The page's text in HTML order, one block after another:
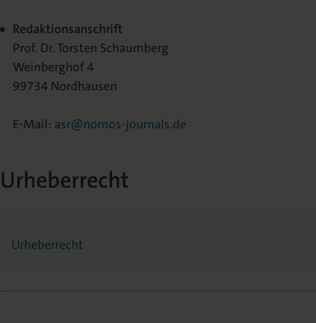
Redaktionsanschrift
Prof. Dr. Torsten Schaumberg
Weinberghof 4
99734 Nordhausen
E-Mail: asr@nomos-journals.de
Urheberrecht
Urheberrecht